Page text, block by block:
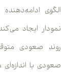
الگوی
نمودار ایجاد
روند صعودی
صعودی با